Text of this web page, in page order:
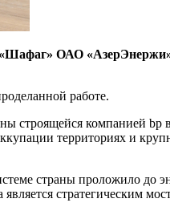
«Шафаг» ОАО
работе.
строящейся компанией bp
территориях и
страны проложило до
стратегическим